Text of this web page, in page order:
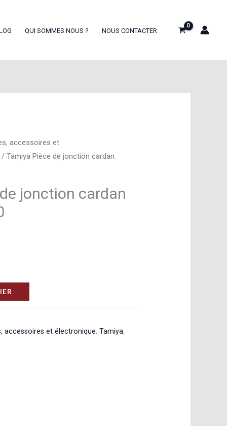
QUI SOMMES NOUS ? NOUS CONTACTER
accessoires et
/ Tamiya Pièce de jonction cardan
jonction cardan
accessoires et électronique,Tamiya,